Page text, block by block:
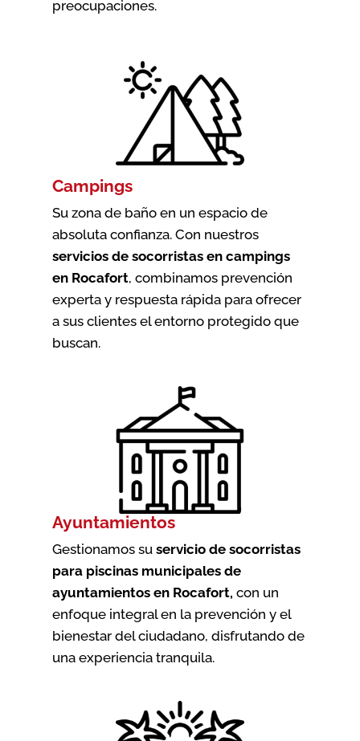
preocupaciones.
Campings
Su zona de baño en un espacio de
absoluta confianza. Con nuestros
servicios de socorristas en campings
en Rocafort, combinamos prevención
experta y respuesta rápida para ofrecer
a sus clientes el entorno protegido que
buscan.
Ayuntamientos
Gestionamos su servicio de socorristas
para piscinas municipales de
ayuntamientos en Rocafort, con un
enfoque integral en la prevención y el
bienestar del ciudadano, disfrutando de
una experiencia tranquila.